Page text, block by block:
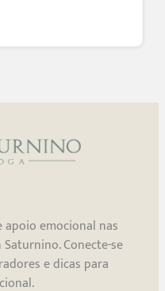
emocional nas
Saturnino. Conecte-se
e dicas para